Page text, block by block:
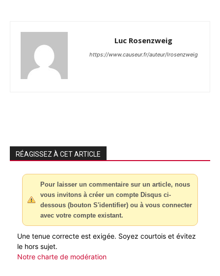
Luc Rosenzweig
https://www.causeur.fr/auteur/lrosenzweig
RÉAGISSEZ À CET ARTICLE
Pour laisser un commentaire sur un article, nous
vous invitons à créer un compte Disqus ci-
dessous (bouton S'identifier) ou à vous connecter
avec votre compte existant.
Une tenue correcte est exigée. Soyez courtois et évitez
le hors sujet.
Notre charte de modération